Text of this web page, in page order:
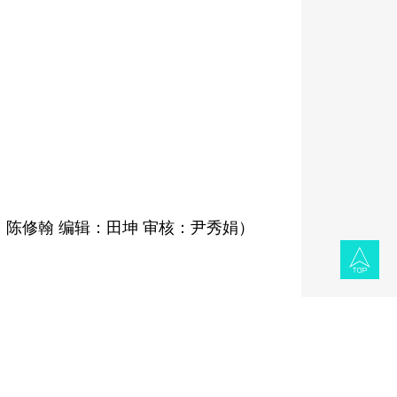
陈修翰 编辑：田坤 审核：尹秀娟）
